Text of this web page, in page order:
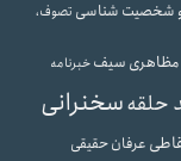
و شخصیت شناسی تصوف،
مظاهری سیفخبرنامه
حلقهسخنرانی
عرفان حقیقی